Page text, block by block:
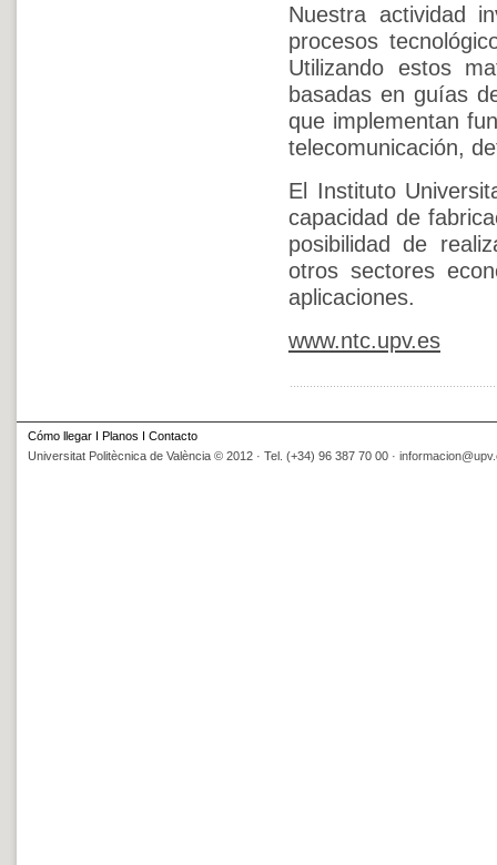
Nuestra actividad
procesos
Utilizando estos
basadas en guías
que implementan
telecomunicación,
El Instituto
capacidad de
posibilidad de
otros sectores
aplicaciones.
www.ntc.upv.es
Cómo llegar I Planos I Contacto
Universitat Politècnica de València © 2012 · Tel. (+34) 96 387 70 00 ·